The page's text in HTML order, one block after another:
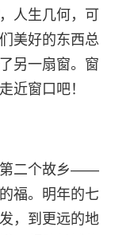
人生几何，可
美好的东西总
另一扇窗。窗
近窗口吧！
第二个故乡——
福。 明年的七
，到更远的地